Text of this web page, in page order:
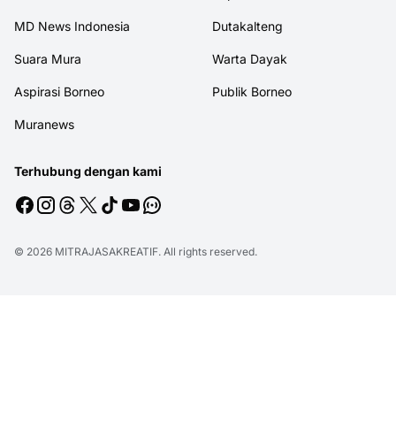
MD News Indonesia Dutakalteng
Suara Mura Warta Dayak
Aspirasi Borneo Publik Borneo
Muranews
Terhubung dengan kami
© 2026 MITRAJASAKREATIF. All rights reserved.